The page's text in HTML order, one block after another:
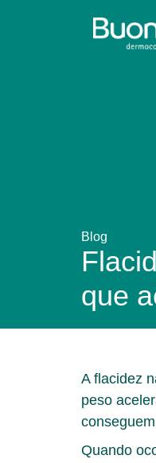
Blog
que
A flacidez
peso
Quando